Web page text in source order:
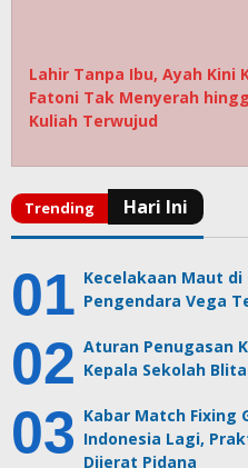
Lahir Tanpa Ibu, Ayah Kini
Fatoni Tak Menyerah
Kuliah Terwujud
Kecelakaan Maut di
Pengendara Vega
Aturan Penugasan
Kepala Sekolah
Kabar Match Fixing
Indonesia Lagi,
Dijerat Pidana